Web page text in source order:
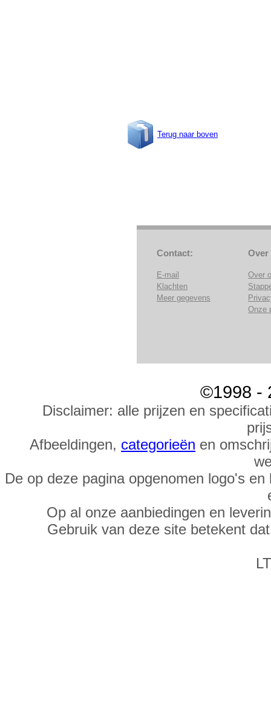
Terug naar boven
Contact:
E-mail
Klachten
Meer gegevens
Over
Over
Onze
©1998 -
Disclaimer: alle prijzen en
Afbeeldingen, categorieën en
De op deze pagina opgenomen logo's
Op al onze aanbiedingen en
Gebruik van deze site betekent